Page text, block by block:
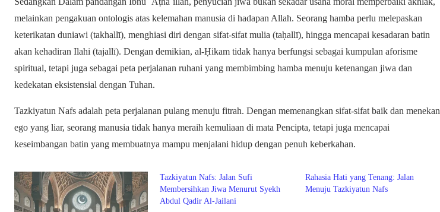
melainkan pengakuan ontologis atas kelemahan manusia di hadapan Allah. Seorang hamba perlu melepaskan
keterikatan duniawi (takhallī), menghiasi diri dengan sifat-sifat mulia (taḥallī), hingga mencapai kesadaran batin
akan kehadiran Ilahi (tajallī). Dengan demikian, al-Ḥikam tidak hanya berfungsi sebagai kumpulan aforisme
spiritual, tetapi juga sebagai peta perjalanan ruhani yang membimbing hamba menuju ketenangan jiwa dan
kedekatan eksistensial dengan Tuhan.
Tazkiyatun Nafs adalah peta perjalanan pulang menuju fitrah. Dengan memenangkan sifat-sifat baik dan menekan
ego yang liar, seorang manusia tidak hanya meraih kemuliaan di mata Pencipta, tetapi juga mencapai
keseimbangan batin yang membuatnya mampu menjalani hidup dengan penuh keberkahan.
Tazkiyatun Nafs: Jalan Sufi
Membersihkan Jiwa Menurut Syekh
Abdul Qadir Al-Jailani
Rahasia Hati yang Tenang: Jalan
Menuju Tazkiyatun Nafs